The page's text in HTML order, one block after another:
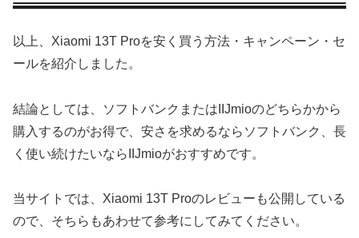
以上、Xiaomi 13T Proを安く買う方法・キャンペーン・セ
ールを紹介しました。
結論としては、ソフトバンクまたはIIJmioのどちらかから
購入するのがお得で、安さを求めるならソフトバンク、長
く使い続けたいならIIJmioがおすすめです。
当サイトでは、Xiaomi 13T Proのレビューも公開している
ので、そちらもあわせて参考にしてみてください。